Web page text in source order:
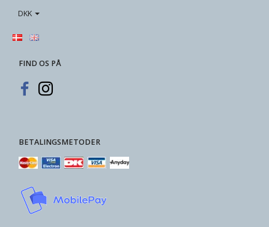
DKK
FIND OS PÅ
BETALINGSMETODER